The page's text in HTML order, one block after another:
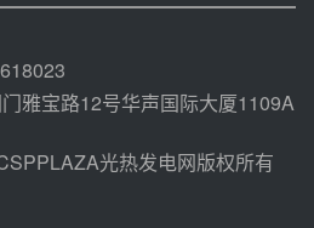
范项目电加热器厂房顺利封顶
雅宝路12号华声国际大厦1109A
光热发电网版权所有